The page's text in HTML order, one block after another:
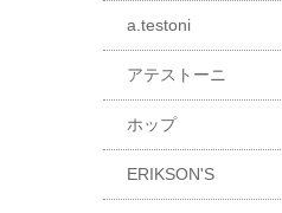
a.testoni
アテストーニ
ホップ
ERIKSON'S